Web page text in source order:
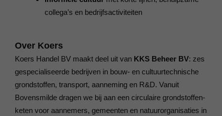
collega’s en bedrijfsactiviteiten
Over Koers
Koers Handel BV maakt deel uit van KKS Beheer BV: zes
gespecialiseerde bedrijven in bouw- en cultuurtechnische
grondstoffen, transport, aanneming en R&D. Vanuit
Bovensmilde dragen we bij aan een circulaire grondstoffen­
keten voor aannemers, gemeenten en natuur­organisaties in